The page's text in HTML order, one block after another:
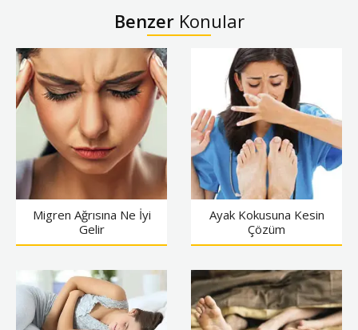
BenzerKonular
Migren Ağrısına Ne İyi
Gelir
Ayak Kokusuna Kesin
Çözüm